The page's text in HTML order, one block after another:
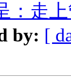
：走
by: [